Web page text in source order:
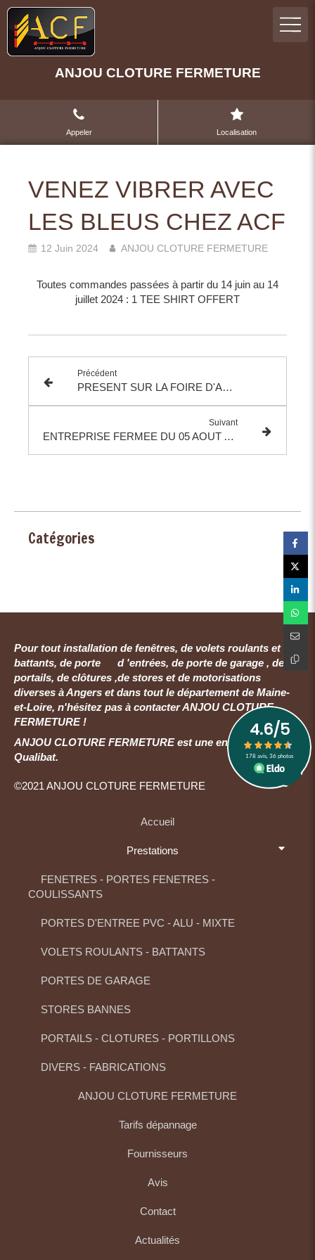
ANJOU CLOTURE FERMETURE
Appeler Localisation
VENEZ VIBRER AVEC
LES BLEUS CHEZ ACF
12 Juin 2024 ANJOU CLOTURE FERMETURE
Toutes commandes passées à partir du 14 juin au 14
juillet 2024 : 1 TEE SHIRT OFFERT
Précédent
PRESENT SUR LA FOIRE D'ANGERS DU 18 AU 22 AVRIL 2024
Suivant
ENTREPRISE FERMEE DU 05 AOUT AU 26 AOUT ÉTÉ INCLUS
Catégories
Pour tout installation de fenêtres, de volets roulants et
battants, de porte d 'entrées, de porte de garage , de
portails, de clôtures ,de stores et de motorisations
diverses à Angers et dans tout le département de Maine-
et-Loire, n'hésitez pas à contacter ANJOU CLOTURE
FERMETURE !
ANJOU CLOTURE FERMETURE est une entreprise RGE
Qualibat.
©2021 ANJOU CLOTURE FERMETURE
Accueil
Prestations
FENETRES - PORTES FENETRES -
COULISSANTS
PORTES D'ENTREE PVC - ALU - MIXTE
VOLETS ROULANTS - BATTANTS
PORTES DE GARAGE
STORES BANNES
PORTAILS - CLOTURES - PORTILLONS
DIVERS - FABRICATIONS
ANJOU CLOTURE FERMETURE
Tarifs dépannage
Fournisseurs
Avis
Contact
Actualités